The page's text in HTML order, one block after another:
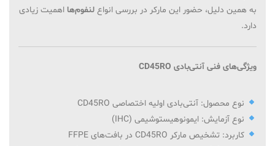
به همین دلیل، حضور این مارکر در بررسی انواع لنفوم‌ها اهمیت زیادی
دارد.
ویژگی‌های فنی آنتی‌بادی CD45RO
نوع محصول: آنتی‌بادی اولیه اختصاصی CD45RO
نوع آزمایش: ایمونوهیستوشیمی (IHC)
کاربرد: تشخیص مارکر CD45RO در بافت‌های FFPE